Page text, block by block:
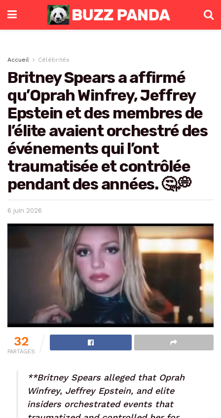
Accueil Célébrités
Britney Spears a affirmé
qu’Oprah Winfrey, Jeffrey
Epstein et des membres de
l’élite avaient orchestré des
événements qui l’ont
traumatisée et contrôlée
pendant des années. 🤔💭
6 juin 2026
32
PARTAGES
**Britney Spears alleged that Oprah
Winfrey, Jeffrey Epstein, and elite
insiders orchestrated events that